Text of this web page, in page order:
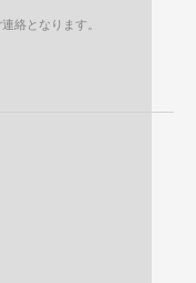
絡となります。